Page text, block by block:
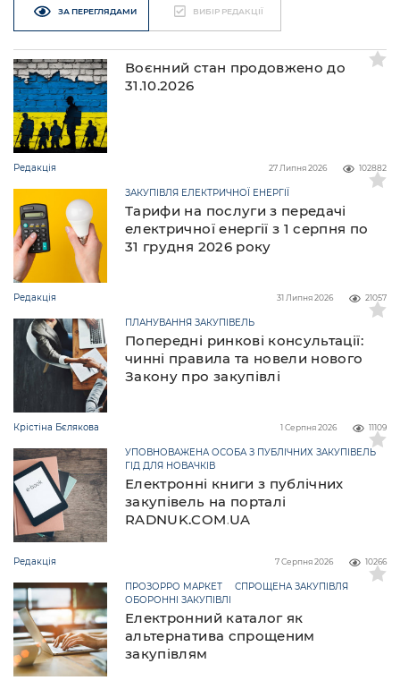
ЗА ПЕРЕГЛЯДАМИ ВИБІР РЕДАКЦІЇ
Воєнний стан продовжено до
31.10.2026
Редакція 102882
27 Липня 2026
Тарифи на послуги з передачі
електричної енергії з 1 серпня по
31 грудня 2026 року
ЗАКУПІВЛЯ ЕЛЕКТРИЧНОЇ ЕНЕРГІЇ
Редакція 21057
31 Липня 2026
Попередні ринкові консультації:
чинні правила та новели нового
Закону про закупівлі
ПЛАНУВАННЯ ЗАКУПІВЕЛЬ
Крістіна Бєлякова 11109
1 Серпня 2026
Електронні книги з публічних
закупівель на порталі
RADNUK.COM.UA
УПОВНОВАЖЕНА ОСОБА З ПУБЛІЧНИХ ЗАКУПІВЕЛЬ
ГІД ДЛЯ НОВАЧКІВ
Редакція 10266
7 Серпня 2026
Електронний каталог як
альтернатива спрощеним
закупівлям
ПРОЗОРРО МАРКЕТ
СПРОЩЕНА ЗАКУПІВЛЯ
ОБОРОННІ ЗАКУПІВЛІ